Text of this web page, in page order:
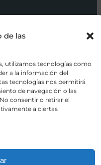
de las
utilizamos tecnologías como
a la información del
tecnologías nos permitirá
de navegación o las
consentir o retirar el
a ciertas